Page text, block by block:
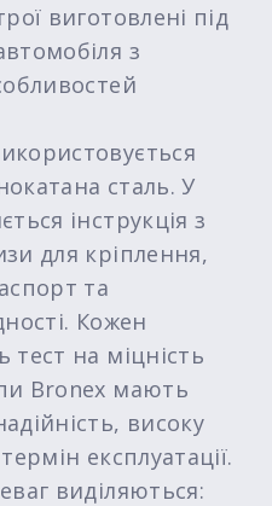
виготовлені під
з
сталь. У
інструкція з
для кріплення,
та
Кожен
тест на міцність
Bronex мають
високу
експлуатації.
виділяються: